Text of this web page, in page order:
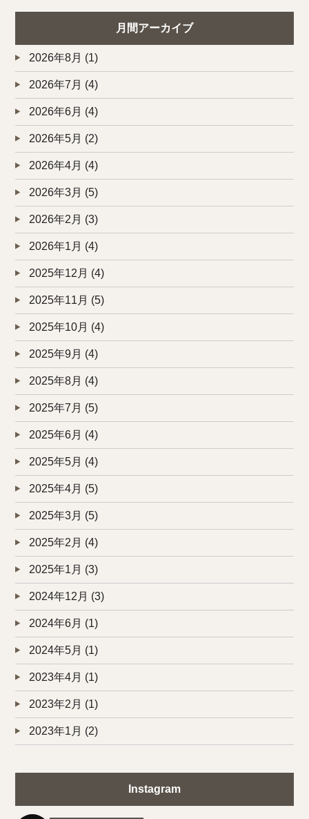
月間アーカイブ
2026年8月 (1)
2026年7月 (4)
2026年6月 (4)
2026年5月 (2)
2026年4月 (4)
2026年3月 (5)
2026年2月 (3)
2026年1月 (4)
2025年12月 (4)
2025年11月 (5)
2025年10月 (4)
2025年9月 (4)
2025年8月 (4)
2025年7月 (5)
2025年6月 (4)
2025年5月 (4)
2025年4月 (5)
2025年3月 (5)
2025年2月 (4)
2025年1月 (3)
2024年12月 (3)
2024年6月 (1)
2024年5月 (1)
2023年4月 (1)
2023年2月 (1)
2023年1月 (2)
Instagram